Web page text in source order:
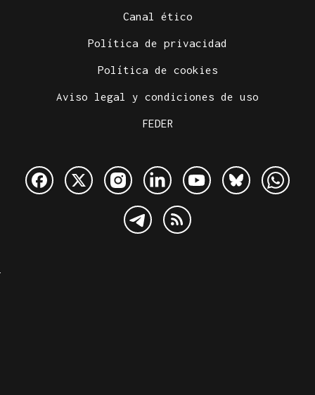
Canal ético
Política de privacidad
Política de cookies
Aviso legal y condiciones de uso
FEDER